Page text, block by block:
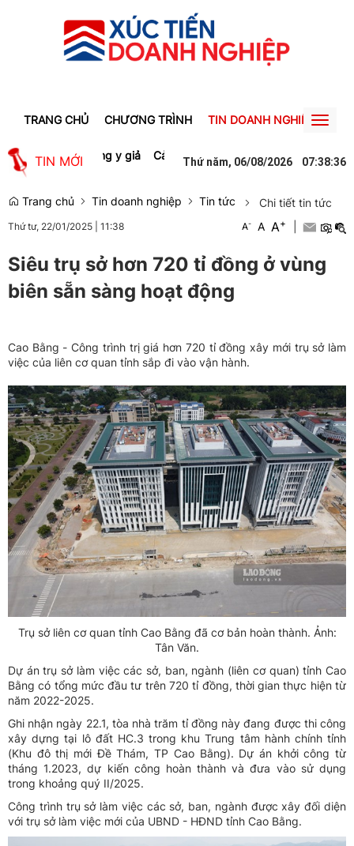
TRANG CHỦ CHƯƠNG TRÌNH TIN DOANH NGHIỆP Toggle
TIN MỚI
thuốc Đông y giả Cảnh báo lừa đảo đổi tiền qua mạng với
Thứ năm, 06/08/2026 07:38:36
Trang chủ Tin doanh nghiệp Tin tức Chi tiết tin tức
Thứ tư, 22/01/2025 11:38 A- A A+
Siêu trụ sở hơn 720 tỉ đồng ở vùng
biên sẵn sàng hoạt động
Cao Bằng - Công trình trị giá hơn 720 tỉ đồng xây mới trụ sở làm
việc của liên cơ quan tỉnh sắp đi vào vận hành.
Trụ sở liên cơ quan tỉnh Cao Bằng đã cơ bản hoàn thành. Ảnh:
Tân Văn.
Dự án trụ sở làm việc các sở, ban, ngành (liên cơ quan) tỉnh Cao
Bằng có tổng mức đầu tư trên 720 tỉ đồng, thời gian thực hiện từ
năm 2022-2025.
Ghi nhận ngày 22.1, tòa nhà trăm tỉ đồng này đang được thi công
xây dựng tại lô đất HC.3 trong khu Trung tâm hành chính tỉnh
(Khu đô thị mới Đề Thám, TP Cao Bằng). Dự án khởi công từ
tháng 1.2023, dự kiến công hoàn thành và đưa vào sử dụng
trong khoảng quý II/2025.
Công trình trụ sở làm việc các sở, ban, ngành được xây đối diện
với trụ sở làm việc mới của UBND - HĐND tỉnh Cao Bằng.